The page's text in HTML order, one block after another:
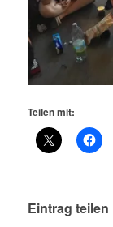
Teilen mit:
Eintrag teilen